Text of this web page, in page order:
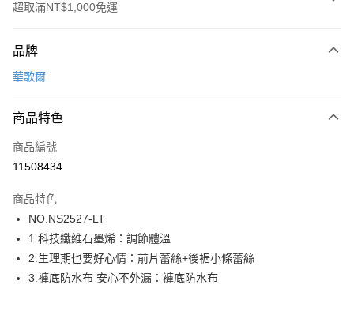
超取滿NT$1,000免運
信用卡一次付款
LINE Pay
街口支付
運送方式
全家取貨付款
每筆NT$80，滿NT$1,000(含以上)免運費
品牌
華歌爾
商品特色
商品編號
11508434
商品特色
NO.NS2527-LT
1.科技纖維石墨烯：調節體溫
2.生理期也要好心情：前片蕾絲+後裾小條蕾絲
3.褲底防水布 安心不外漏：褲底防水布